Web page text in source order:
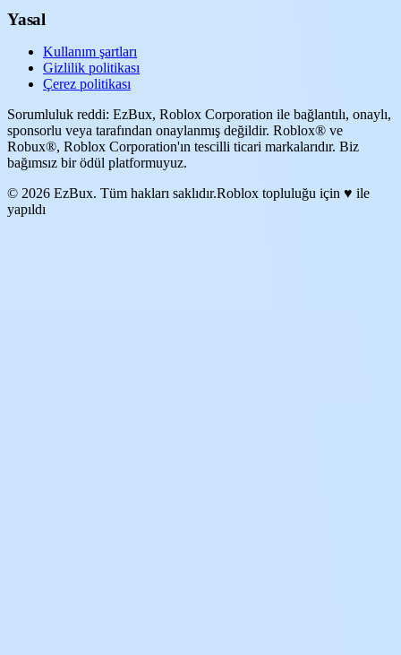
Yasal
Kullanım şartları
Gizlilik politikası
Çerez politikası
Sorumluluk reddi: EzBux, Roblox Corporation ile bağlantılı, onaylı,
sponsorlu veya tarafından onaylanmış değildir. Roblox® ve
Robux®, Roblox Corporation'ın tescilli ticari markalarıdır. Biz
bağımsız bir ödül platformuyuz.
© 2026 EzBux. Tüm hakları saklıdır.Roblox topluluğu için ♥ ile
yapıldı